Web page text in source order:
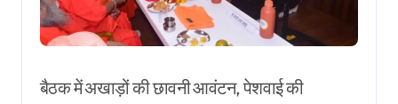
बैठक में अखाड़ों की छावनी आवंटन, पेशवाई की